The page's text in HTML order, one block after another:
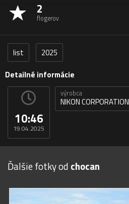
2
flogerov
list
2025
Detailné informácie
10:46
19.04.2025
výrobca
NIKON CORPORATION
Ďalšie fotky od chocan